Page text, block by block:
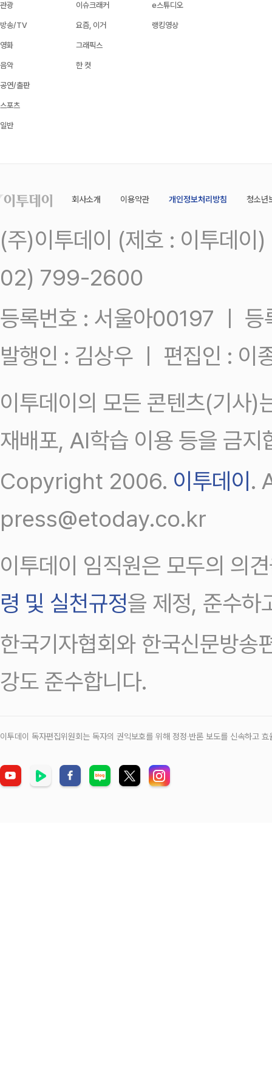
관광
방송/TV
영화
음악
공연/출판
스포츠
일반
이슈크래커
요즘, 이거
그래픽스
한 컷
e스튜디오
랭킹영상
회사소개 이용약관 개인정보처리방침 청소년
(주)이투데이 (제호 : 이투데
02) 799-2600
등록번호 : 서울아00197 ㅣ
발행인 : 김상우 ㅣ 편집인 : 이
이투데이의 모든 콘텐츠(기사)
재배포, AI학습 이용 등을 금지
Copyright 2006. 이투데이 .
press@etoday.co.kr
이투데이 임직원은 모두의 의
령 및 실천규정을 제정, 준수하
한국기자협회와 한국신문방송
강도 준수합니다.
이투데이 독자편집위원회는 독자의 권익보호를 위해 정정‧반론 보도를 신속하고